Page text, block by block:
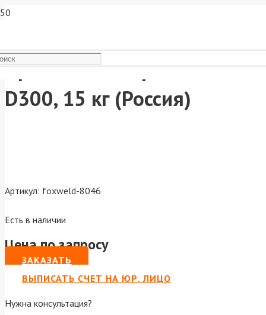
Проволока сварочная
D300, 15 кг (Россия)
Артикул: foxweld-8046
Есть в наличии
Цена по запросу
ЗАКАЗАТЬ
ВЫПИСАТЬ СЧЕТ НА ЮР. ЛИЦО
Нужна консультация?